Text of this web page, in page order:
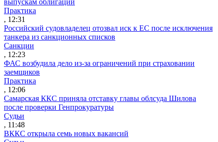
Практика
, 12:31
Российский судовладелец отозвал иск к ЕС после исключения
танкера из санкционных списков
Санкции
, 12:23
ФАС возбудила дело из-за ограничений при страховании
заемщиков
Практика
, 12:06
Самарская ККС приняла отставку главы облсуда Шилова
после проверки Генпрокуратуры
Судьи
, 11:48
ВККС открыла семь новых вакансий